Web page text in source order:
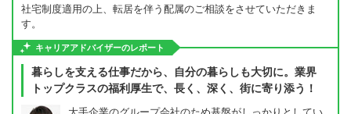
社宅制度適用の上、転居を伴う配属のご相談をさせていただきま
す。
キャリアアドバイザーのレポート
暮らしを支える仕事だから、自分の暮らしも大切に。業界
トップクラスの福利厚生で、長く、深く、街に寄り添う！